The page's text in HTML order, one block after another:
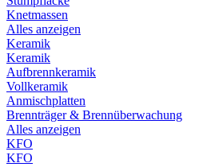
Knetmassen
Alles anzeigen
Keramik
Keramik
Aufbrennkeramik
Vollkeramik
Anmischplatten
Brennträger & Brennüberwachung
Alles anzeigen
KFO
KFO